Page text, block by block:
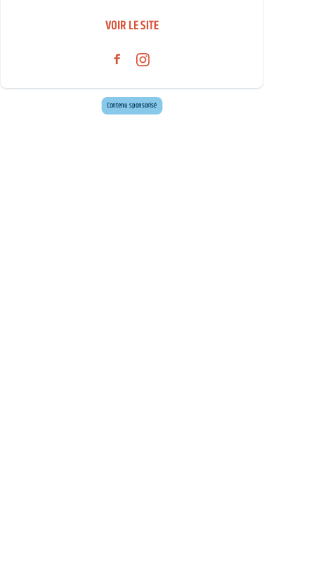
VOIR LE SITE
Contenu sponsorisé
Envie d'évasion ?
Voyagez en Préhistoire !